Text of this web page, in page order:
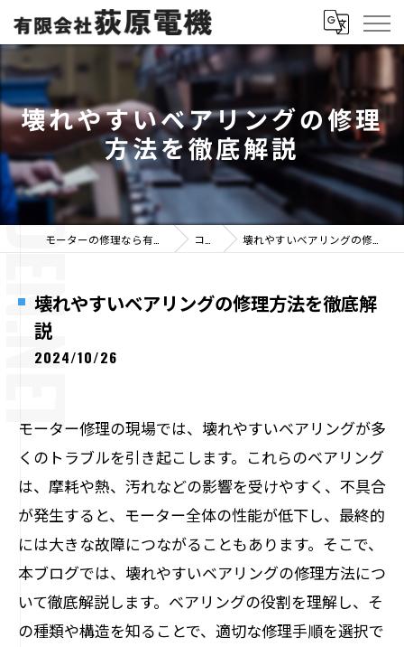
壊れやすいベアリングの修理
方法を徹底解説
コラム 壊れやすいベアリングの修理方法を徹底解説
壊れやすいベアリングの修理方法を徹底解
説
2024/10/26
モーター修理の現場では、壊れやすいベアリングが多
くのトラブルを引き起こします。これらのベアリング
は、摩耗や熱、汚れなどの影響を受けやすく、不具合
が発生すると、モーター全体の性能が低下し、最終的
には大きな故障につながることもあります。そこで、
本ブログでは、壊れやすいベアリングの修理方法につ
いて徹底解説します。ベアリングの役割を理解し、そ
の種類や構造を知ることで、適切な修理手順を選択で